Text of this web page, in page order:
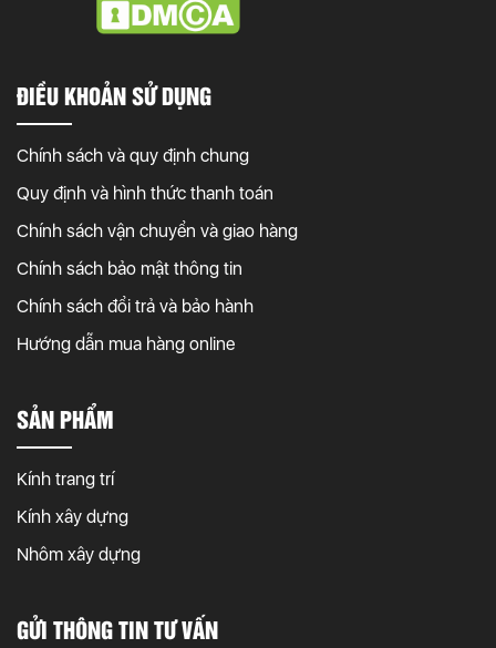
ĐIỀU KHOẢN SỬ DỤNG
Chính sách và quy định chung
Quy định và hình thức thanh toán
Chính sách vận chuyển và giao hàng
Chính sách bảo mật thông tin
Chính sách đổi trả và bảo hành
Hướng dẫn mua hàng online
SẢN PHẨM
Kính trang trí
Kính xây dựng
Nhôm xây dựng
GỬI THÔNG TIN TƯ VẤN